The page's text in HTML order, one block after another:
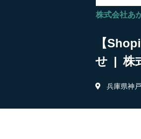
株式会社あ
【
せ | 株
兵庫県神